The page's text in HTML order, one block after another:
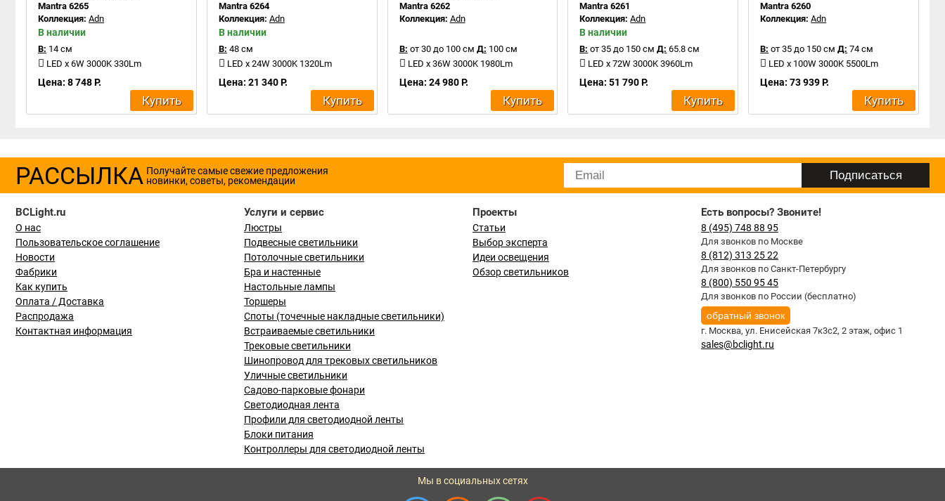
Mantra 6265
Коллекция: Adn
В наличии
В: 14 см
LED x 6W 3000K 330Lm
Цена: 8 748 Р.
Купить
Mantra 6264
Коллекция: Adn
В наличии
В: 48 см
LED x 24W 3000K 1320Lm
Цена: 21 340 Р.
Купить
Mantra 6262
Коллекция: Adn
В: от 30 до 100 см Д: 100 см
LED x 36W 3000K 1980Lm
Цена: 24 980 Р.
Купить
Mantra 6261
Коллекция:Adn
В наличии
В: от 35 до 150 см Д: 65.8 см
LED x 72W 3000K 3960Lm
Цена: 51 790 Р.
Купить
Mantra 6260
Коллекция:Adn
В: от 35 до 150 см Д: 74 см
LED x 100W 3000K 5500Lm
Цена: 73 939 Р.
Купить
РАССЫЛКА Получайте самые свежие предложения
новинки, советы, рекомендации
BCLight.ru
О нас
Пользовательское соглашение
Новости
Фабрики
Как купить
Оплата / Доставка
Распродажа
Контактная информация
Услуги и сервис
Люстры
Подвесные светильники
Потолочные светильники
Бра и настенные
Настольные лампы
Торшеры
Споты (точечные накладные светильники)
Встраиваемые светильники
Трековые светильники
Шинопровод для трековых светильников
Уличные светильники
Садово-парковые фонари
Светодиодная лента
Профили для светодиодной ленты
Блоки питания
Контроллеры для светодиодной ленты
Проекты
Статьи
Выбор эксперта
Идеи освещения
Обзор светильников
Есть вопросы? Звоните!
8 (495) 748 88 95
Для звонков по Москве
8 (812) 313 25 22
Для звонков по Санкт-Петербургу
8 (800) 550 95 45
Для звонков по России (бесплатно)
обратный звонок
г. Москва, ул. Енисейская 7к3с2, 2 этаж, офис 1
sales@bclight.ru
Мы в социальных сетях